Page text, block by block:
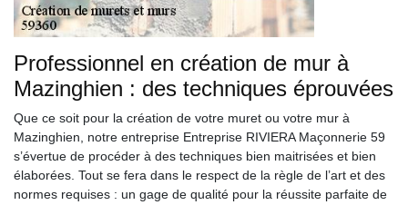
Professionnel en création de mur à
Mazinghien : des techniques éprouvées
Que ce soit pour la création de votre muret ou votre mur à
Mazinghien, notre entreprise Entreprise RIVIERA Maçonnerie 59
s’évertue de procéder à des techniques bien maitrisées et bien
élaborées. Tout se fera dans le respect de la règle de l’art et des
normes requises : un gage de qualité pour la réussite parfaite de